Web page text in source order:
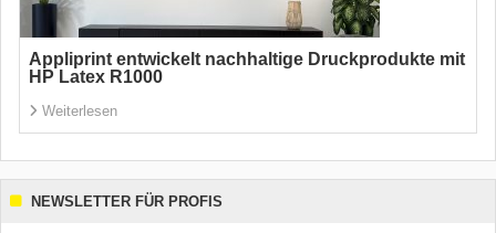
Appliprint entwickelt nachhaltige Druckprodukte mit
HP Latex R1000
Weiterlesen
NEWSLETTER FÜR PROFIS